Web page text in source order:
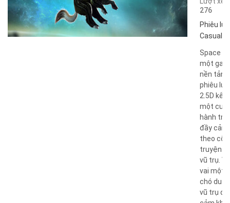
276
Phiêu lưu
Casual
Space
một
nền tảng
phiêu lưu
2.5D kể
một
hành
đầy cảm
theo cốt
truyện
vũ trụ.
vai một
chó du
vũ trụ